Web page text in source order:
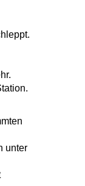
unter